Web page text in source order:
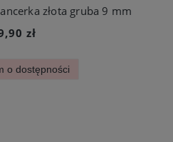
złota gruba 9 mm
zł
o dostępności